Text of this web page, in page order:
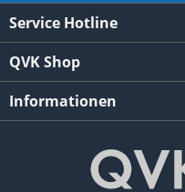
Service Hotline
QVK Shop
Informationen